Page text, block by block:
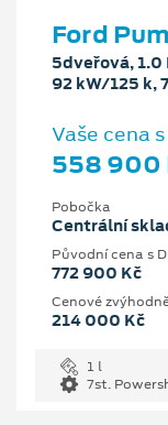
Ford
5dveřová, 1.0
92 kW/125 k,
Vaše cena
558 900
Pobočka
Centrální
Původní cena s
772 900 Kč
Cenové
214 000 Kč
1 l
7st.